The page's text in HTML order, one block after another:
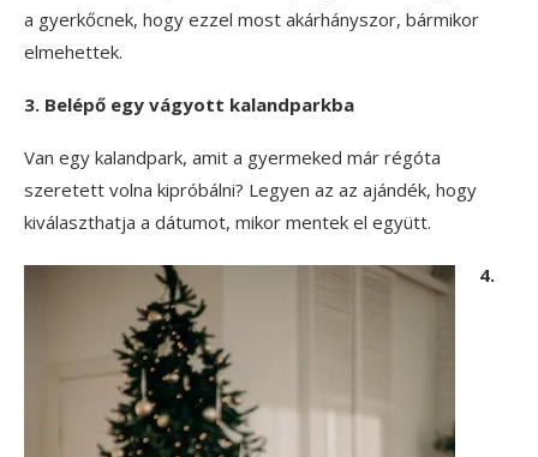
a gyerkőcnek, hogy ezzel most akárhányszor, bármikor
elmehettek.
3. Belépő egy vágyott kalandparkba
Van egy kalandpark, amit a gyermeked már régóta
szeretett volna kipróbálni? Legyen az az ajándék, hogy
kiválaszthatja a dátumot, mikor mentek el együtt.
4.